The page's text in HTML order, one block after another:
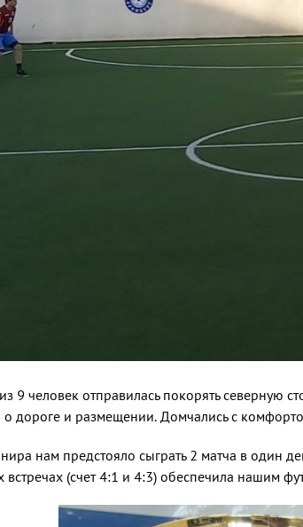
9 человек отправилась покорять северную
о дороге и размещении. Домчались с
нам предстояло сыграть 2 матча в один
встречах (счет 4:1 и 4:3) обеспечила нашим